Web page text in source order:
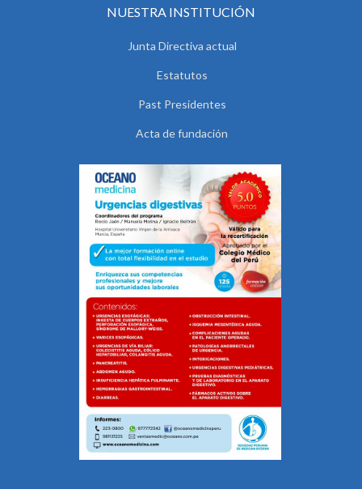
NUESTRA INSTITUCIÓN
Junta Directiva actual
Estatutos
Past Presidentes
Acta de fundación